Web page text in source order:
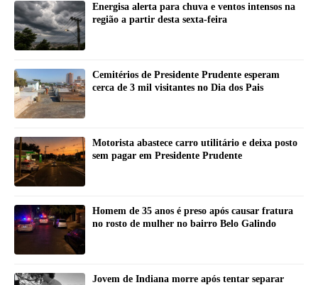
Energisa alerta para chuva e ventos intensos na
região a partir desta sexta-feira
Cemitérios de Presidente Prudente esperam
cerca de 3 mil visitantes no Dia dos Pais
Motorista abastece carro utilitário e deixa posto
sem pagar em Presidente Prudente
Homem de 35 anos é preso após causar fratura
no rosto de mulher no bairro Belo Galindo
Jovem de Indiana morre após tentar separar